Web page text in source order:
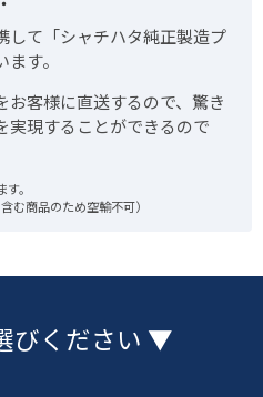
して「シャチハタ純正製造プ
す。
客様に直送するので、驚き
実現することができるので
。
む商品のため空輸不可）
びください ▼